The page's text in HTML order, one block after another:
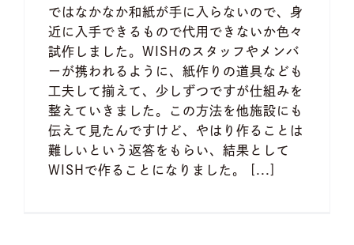
ではなかなか和紙が手に入らないので、身
近に入手できるもので代用できないか色々
試作しました。WISHのスタッフやメンバ
ーが携われるように、紙作りの道具なども
工夫して揃えて、少しずつですが仕組みを
整えていきました。この方法を他施設にも
伝えて見たんですけど、やはり作ることは
難しいという返答をもらい、結果として
WISHで作ることになりました。 [...]